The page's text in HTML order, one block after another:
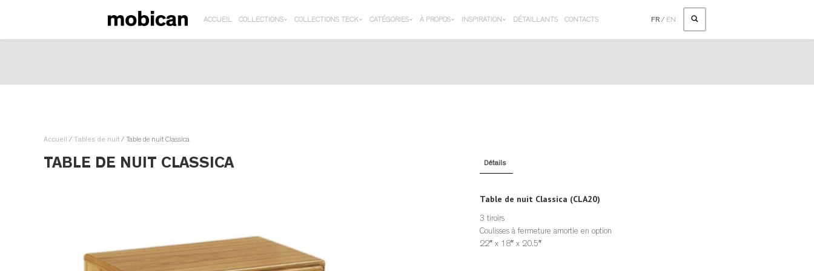
ACCUEIL COLLECTIONS COLLECTIONS TECK CATÉGORIES À PROPOS INSPIRATION DÉTAILLANTS CONTACTS FR / EN
Accueil / Tables de nuit / Table de nuit Classica
TABLE DE NUIT CLASSICA Détails
Table de nuit Classica (CLA20)
3 tiroirs
Coulisses à fermeture amortie en option
22″ x 18″ x 20.5″